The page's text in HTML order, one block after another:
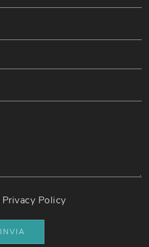
Privacy Policy
INVIA